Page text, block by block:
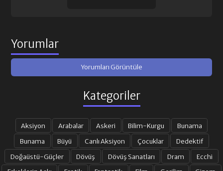
Yorumlar
Yorumları Görüntüle
Kategoriler
Aksiyon Arabalar Askeri Bilim-Kurgu
Bunama
Bunama
Büyü Canlı Aksiyon Çocuklar
Dedektif
Doğaüstü-Güçler
Dövüş Dövüş Sanatları Dram
Ecchi